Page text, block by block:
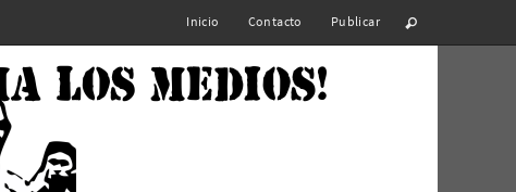
Inicio Contacto Publicar